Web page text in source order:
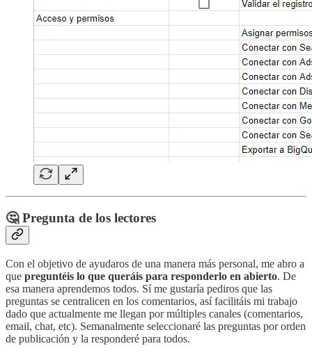
🤔 Pregunta de los lectores
Con el objetivo de ayudaros de una manera más personal, me abro a
que preguntéis lo que queráis para responderlo en abierto. De
esa manera aprendemos todos. Sí me gustaría pediros que las
preguntas se centralicen en los comentarios, así facilitáis mi trabajo
dado que actualmente me llegan por múltiples canales (comentarios,
email, chat, etc). Semanalmente seleccionaré las preguntas por orden
de publicación y la responderé para todos.